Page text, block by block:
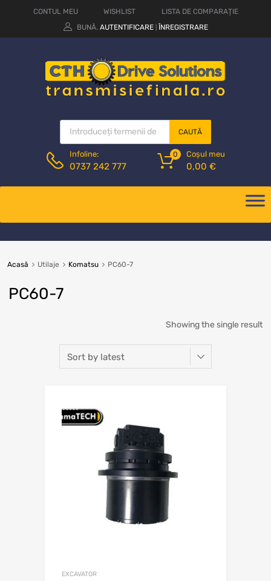
CONTUL MEU WISHLIST
LISTA DE COMPARAȚIE
BUNĂ. AUTENTIFICARE ÎNREGISTRARE
CAUTĂ
Infoline:
0737 242 777
Coșul meu
0,00 €
0
Acasă Utilaje Komatsu PC60-7
PC60-7
Showing the single result
EXCAVATOR